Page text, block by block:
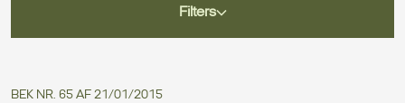
Filters
BEK NR. 65 AF 21/01/2015